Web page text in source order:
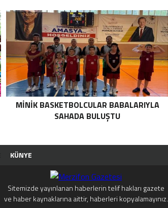
MINIK BASKETBOLCULAR BABALARIYLA
SAHADA BULUŞTU
KÜNYE
Sitemizde yayınlanan haberlerin telif hakları gazete
ve haber kaynaklarına aittir, haberleri kopyalamayınız.